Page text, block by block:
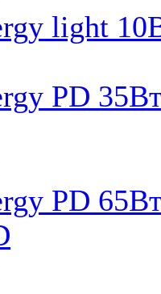
light
PD
PD